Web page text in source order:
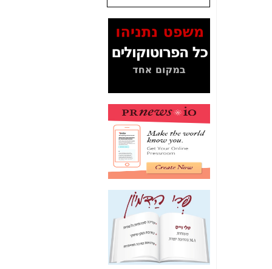
המסמכים בנושא בזק-
Yes (תיק 4000)
לאיש הלא נכון! -כאן
עובדות ומסמכים
האם ביבי כשר
תקשורת עזר לקב'
בזק? -כאן
מה מקור ה-Fake
News שהביא לתפירת
תיק לביבי והעלמת
החשודים הנכונים -כאן
אחת הרגליים של "תיק
4000 התפור"
התמוטטה היום
בניצחון (כפול) של בזק
-
כאן
איך כתבות מפנקות